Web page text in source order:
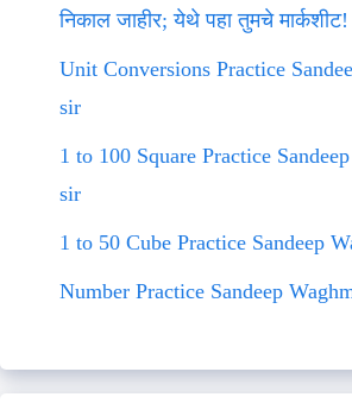
निकाल जाहीर; येथे पहा तुमचे मार्कशीट!
Unit Conversions Practice
sir
1 to 100 Square Practice
sir
1 to 50 Cube Practice Sandeep
Number Practice Sandeep